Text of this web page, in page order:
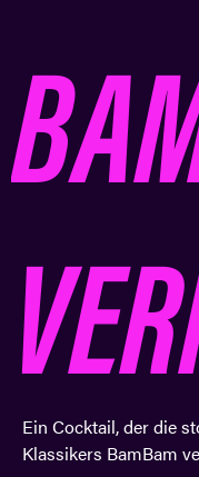
Ein Cocktail, der die
Klassikers BamBam